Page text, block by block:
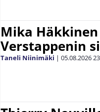
Mika
Verstappenin
Taneli Niinimäki | 05.08.2026